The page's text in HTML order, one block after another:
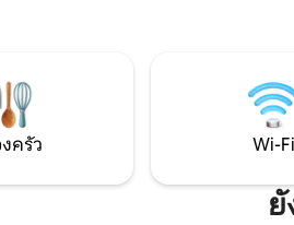
พื่อน การพักผ่อนในบ้าน
ที่พักอันเป็นเอกลักษณ์
รผสมผสานระหว่างความ
ส่วนตัว และเสน่ห์เหนือ
เตียง 🛋️
ตัว 3 ห้อ
ครัว Wi-Fi